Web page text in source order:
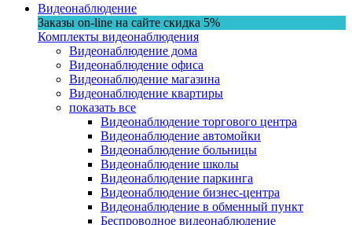
Видеонаблюдение
Заказы on-line на сaйте скидка 5%
Комплекты видеонаблюдения
Видеонаблюдение дома
Видеонаблюдение офиса
Видеонаблюдение магазина
Видеонаблюдение квартиры
показать все
Видеонаблюдение торгового центра
Видеонаблюдение автомойки
Видеонаблюдение больницы
Видеонаблюдение школы
Видеонаблюдение паркинга
Видеонаблюдение бизнес-центра
Видеонаблюдение в обменный пункт
Беспроводное видеонаблюдение